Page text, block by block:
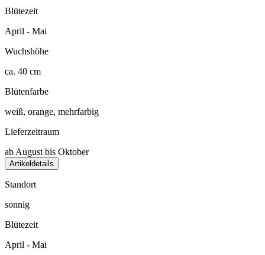
Blütezeit
April - Mai
Wuchshöhe
ca. 40 cm
Blütenfarbe
weiß, orange, mehrfarbig
Lieferzeitraum
ab August bis Oktober
Artikeldetails
Standort
sonnig
Blütezeit
April - Mai